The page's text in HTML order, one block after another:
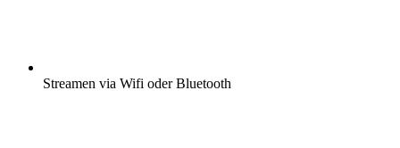
Streamen via Wifi oder Bluetooth